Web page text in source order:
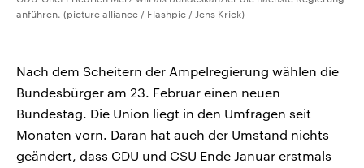
anführen. (picture alliance / Flashpic / Jens Krick)
Nach dem Scheitern der Ampelregierung wählen die
Bundesbürger am 23. Februar einen neuen
Bundestag. Die Union liegt in den Umfragen seit
Monaten vorn. Daran hat auch der Umstand nichts
geändert, dass CDU und CSU Ende Januar erstmals